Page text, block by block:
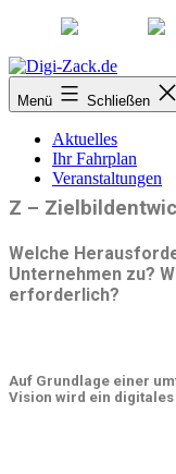
Zum
Inhalt
springen
Digi-
Zack.de
Menü Schließen
Aktuelles
Ihr Fahrplan
Veranstaltungen
Toolbox
Z –
Welche
Unternehmen zu?
erforderlich?
Auf Grundlage einer
Vision wird ein